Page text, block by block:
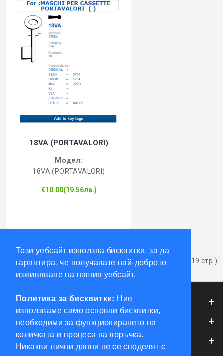
Този уебсайт използва бисквитки, за да
гарантира, че получавате най-доброто
изживяване на нашия уебсайт.
Политика за бисквитки: Ние
използваме само основни бисквитки,
необходими за функционирането на
количката и процеса на поръчка.
Никакви лични данни не се споделят с
18VA (PORTAVALORI)
Модел:
18VA (PORTAVALORI)
€10.00(19.56лв.)
1 3 4 7
Показва от 1 до 12 от 224 (19 стр.)
ИНФОРМАЦИЯ
ОБСЛУЖВАНЕ НА КЛИЕНТИ
МОЯТ ПРОФИЛ